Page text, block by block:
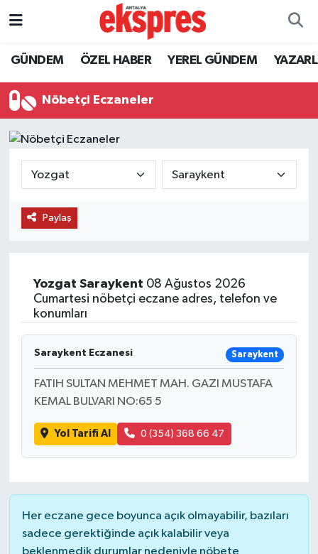
GÜNDEM ÖZEL HABER YEREL GÜNDEM
Nöbetçi Eczaneler
Paylaş
Yozgat Saraykent 08 Ağustos 2026
Cumartesi nöbetçi eczane adres, telefon ve
konumları
Saraykent Eczanesi Saraykent
FATIH SULTAN MEHMET MAH. GAZI MUSTAFA
KEMAL BULVARI NO:65 5
Yol Tarifi Al 0 (354) 368 66 47
Her eczane gece boyunca açık olmayabilir, bazıları
sadece gerektiğinde açık kalabilir veya
ÖZEL HABER
EKONOMİ
SAĞLIK
EĞİTİM
YAZARLAR
Nöbetçi Eczaneler
Süper Lig Puan Durumu ve Fikstür